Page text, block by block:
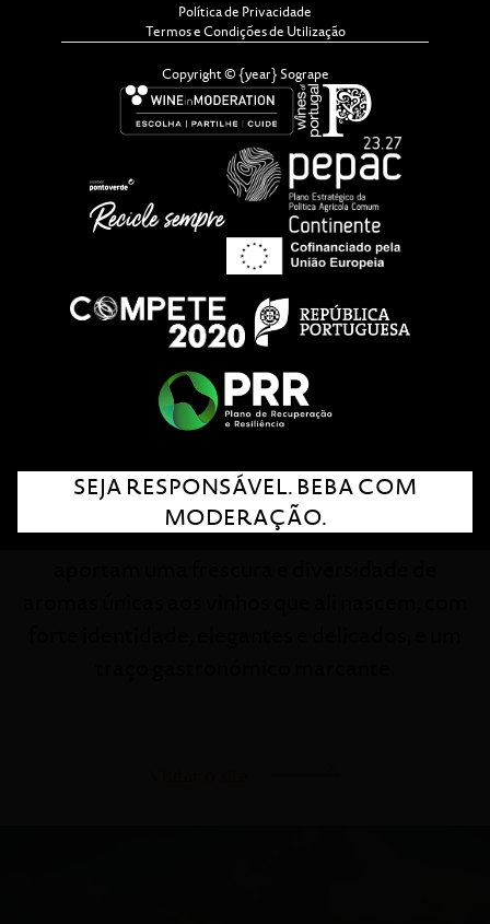
Experiência e inovação estão na base desta
marca pioneira na vitivinicultura do Dão.
Situada no coração da região, a Quinta dos
Carvalhais é rodeada por serras e pinhal, que
Política de Privacidade
Termos e Condições de Utilização
Copyright © {year} Sogrape
SEJA RESPONSÁVEL. BEBA COM
MODERAÇÃO.